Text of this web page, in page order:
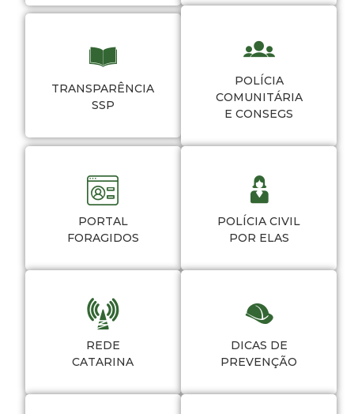
TRANSPARÊNCIA
SSP
POLÍCIA
COMUNITÁRIA
E CONSEGS
PORTAL
FORAGIDOS
POLÍCIA CIVIL
POR ELAS
REDE
CATARINA
DICAS DE
PREVENÇÃO